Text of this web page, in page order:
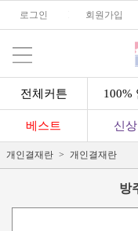
로그인 회원가입
전체커튼 100%
베스트 신
개인결재란 개인결재란
방